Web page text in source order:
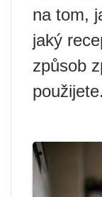
na tom,
jaký
způsob
použijete.